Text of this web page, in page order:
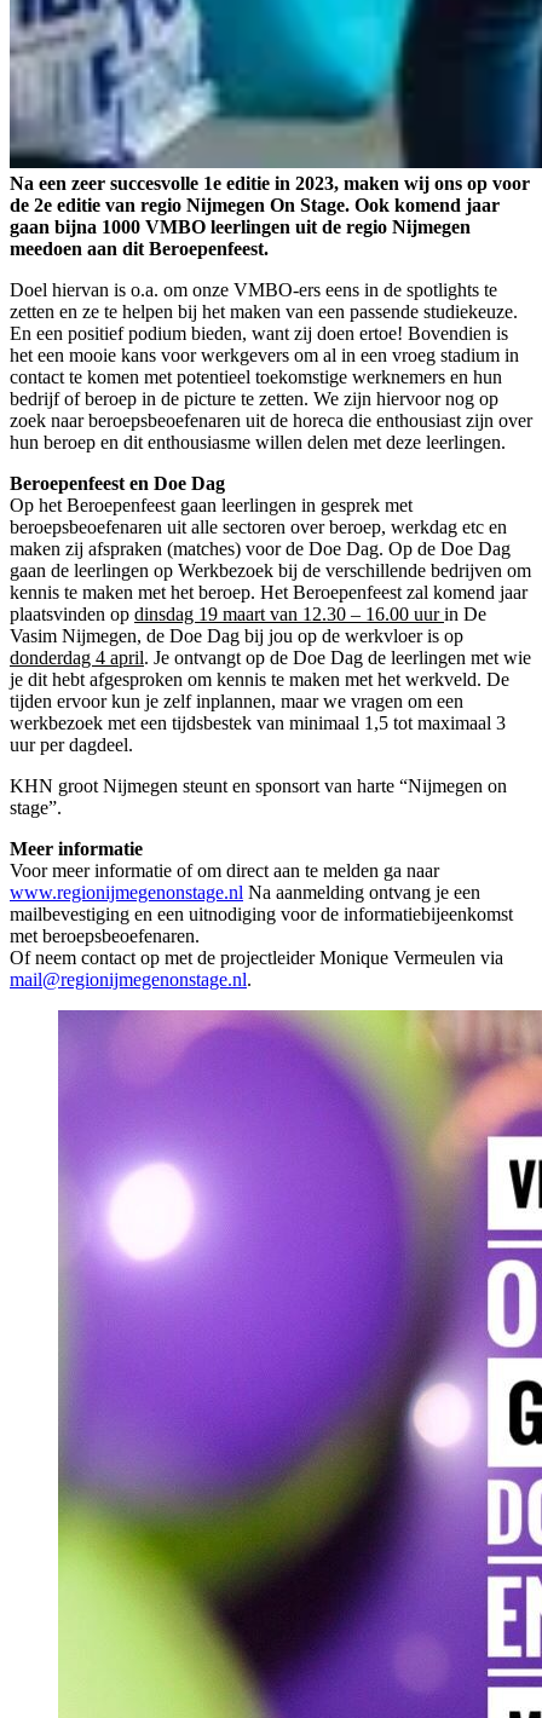
Na een zeer succesvolle 1e editie in 2023, maken wij ons op voor
de 2e editie van regio Nijmegen On Stage. Ook komend jaar
gaan bijna 1000 VMBO leerlingen uit de regio Nijmegen
meedoen aan dit Beroepenfeest.
Doel hiervan is o.a. om onze VMBO-ers eens in de spotlights te
zetten en ze te helpen bij het maken van een passende studiekeuze.
En een positief podium bieden, want zij doen ertoe! Bovendien is
het een mooie kans voor werkgevers om al in een vroeg stadium in
contact te komen met potentieel toekomstige werknemers en hun
bedrijf of beroep in de picture te zetten. We zijn hiervoor nog op
zoek naar beroepsbeoefenaren uit de horeca die enthousiast zijn over
hun beroep en dit enthousiasme willen delen met deze leerlingen.
Beroepenfeest en Doe Dag
Op het Beroepenfeest gaan leerlingen in gesprek met
beroepsbeoefenaren uit alle sectoren over beroep, werkdag etc en
maken zij afspraken (matches) voor de Doe Dag. Op de Doe Dag
gaan de leerlingen op Werkbezoek bij de verschillende bedrijven om
kennis te maken met het beroep. Het Beroepenfeest zal komend jaar
plaatsvinden op dinsdag 19 maart van 12.30 – 16.00 uurin De
Vasim Nijmegen, de Doe Dag bij jou op de werkvloer is op
donderdag 4 april. Je ontvangt op de Doe Dag de leerlingen met wie
je dit hebt afgesproken om kennis te maken met het werkveld. De
tijden ervoor kun je zelf inplannen, maar we vragen om een
werkbezoek met een tijdsbestek van minimaal 1,5 tot maximaal 3
uur per dagdeel.
KHN groot Nijmegen steunt en sponsort van harte “Nijmegen on
stage”.
Meer informatie
Voor meer informatie of om direct aan te melden ga naar
www.regionijmegenonstage.nl Na aanmelding ontvang je een
mailbevestiging en een uitnodiging voor de informatiebijeenkomst
met beroepsbeoefenaren.
Of neem contact op met de projectleider Monique Vermeulen via
mail@regionijmegenonstage.nl.